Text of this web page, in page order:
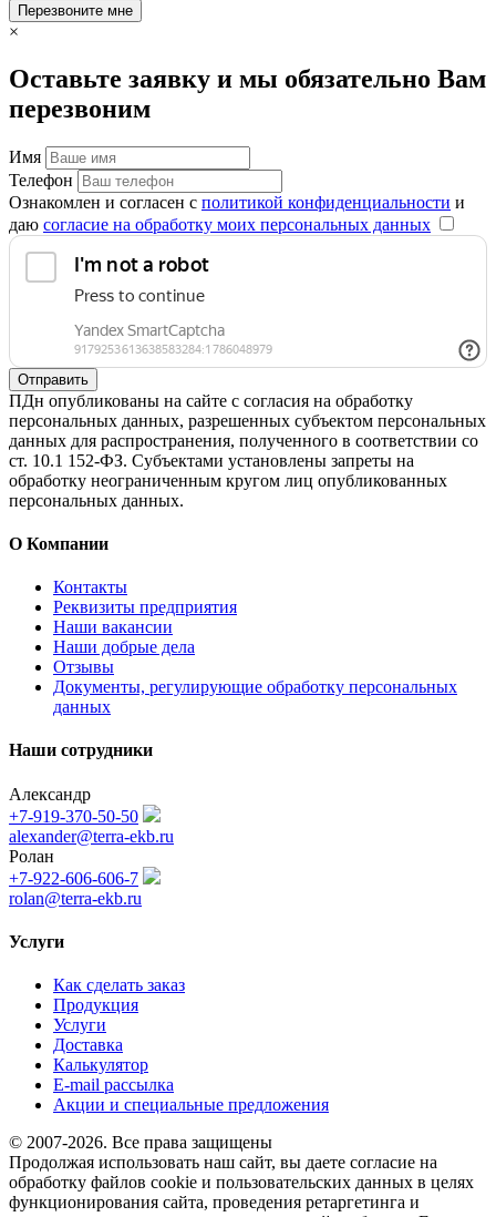
Перезвоните мне
×
Оставьте заявку и мы обязательно Вам
перезвоним
Имя
Телефон
Ознакомлен и согласен с политикой конфиденциальности и
даю согласие на обработку моих персональных данных
Отправить
ПДн опубликованы на сайте с согласия на обработку
персональных данных, разрешенных субъектом персональных
данных для распространения, полученного в соответствии со
ст. 10.1 152-ФЗ. Субъектами установлены запреты на
обработку неограниченным кругом лиц опубликованных
персональных данных.
О Компании
Контакты
Реквизиты предприятия
Наши вакансии
Наши добрые дела
Отзывы
Документы, регулирующие обработку персональных
данных
Наши сотрудники
Александр
+7-919-370-50-50
alexander@terra-ekb.ru
Ролан
+7-922-606-606-7
rolan@terra-ekb.ru
Услуги
Как сделать заказ
Продукция
Услуги
Доставка
Калькулятор
E-mail рассылка
Акции и специальные предложения
© 2007-2026. Все права защищены
Продолжая использовать наш сайт, вы даете согласие на
обработку файлов cookie и пользовательских данных в целях
функционирования сайта, проведения ретаргетинга и